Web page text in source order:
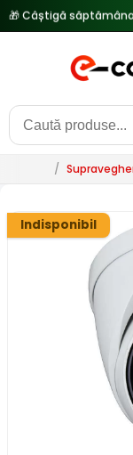
🔥 Reduceri de pana
/
Indisponibil